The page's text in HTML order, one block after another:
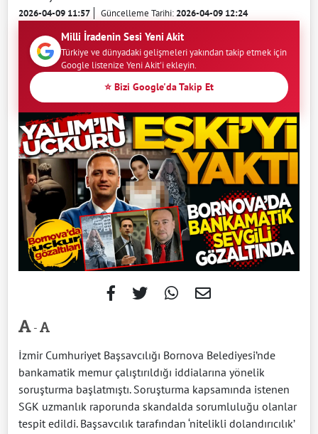
2026-04-09 11:57 Güncelleme Tarihi:2026-04-09 12:24
Milli İradenin Sesi Yeni Akit
Türkiye ve dünyadaki gelişmeleri yakından takip etmek için
Google listenize Yeni Akit'i ekleyin.
⭐ Bizi Google'da Takip Et
-
İzmir Cumhuriyet Başsavcılığı Bornova Belediyesi’nde
bankamatik memur çalıştırıldığı iddialarına yönelik
soruşturma başlatmıştı. Soruşturma kapsamında istenen
SGK uzmanlık raporunda skandalda sorumluluğu olanlar
tespit edildi. Başsavcılık tarafından ‘nitelikli dolandırıcılık’